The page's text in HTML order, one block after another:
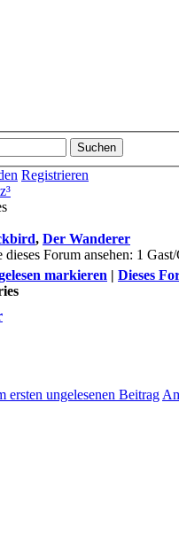
Registrieren
, Der Wanderer
dieses Forum ansehen: 1 Gast/
markieren | Dieses